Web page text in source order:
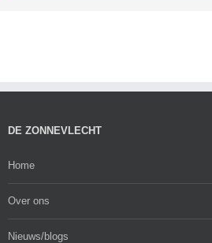
DE ZONNEVLECHT
Home
Over ons
Nieuws/blogs